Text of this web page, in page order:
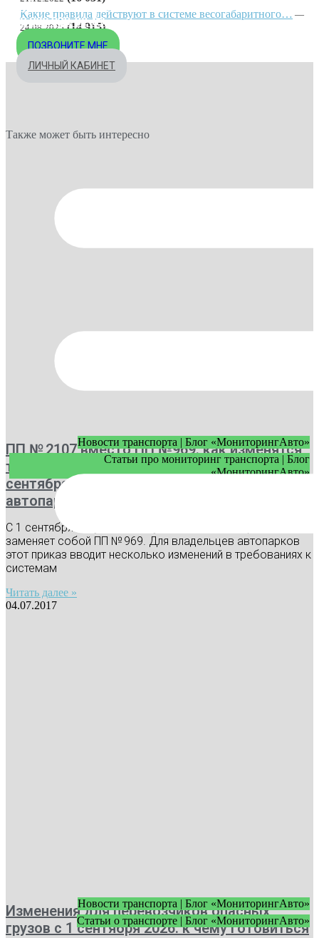
БЕСПЛАТНО ПО РОССИИ
8 800 333-32-89
ПОЗВОНИТЕ МНЕ
ЛИЧНЫЙ КАБИНЕТ
Какие правила действуют в системе весогабаритного…
24.08.2025 (14 915)
Также может быть интересно
Новости транспорта | Блог «МониторингАвто»
Статьи про мониторинг транспорта | Блог
«МониторингАвто»
ПП № 2107 вместо ПП №969: как изменятся
требования к видеонаблюдению с 1
сентября и что делать владельцам
автопарков
С 1 сентября вступает в силу ПП № 2107, который
заменяет собой ПП № 969. Для владельцев автопарков
этот приказ вводит несколько изменений в требованиях к
системам
Читать далее »
04.07.2017
Новости транспорта | Блог «МониторингАвто»
Статьи о транспорте | Блог «МониторингАвто»
Изменения для перевозчиков опасных
грузов с 1 сентября 2026: к чему готовиться